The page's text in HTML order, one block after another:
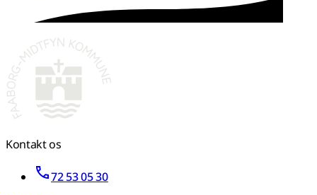
Kontakt os
72 53 05 30